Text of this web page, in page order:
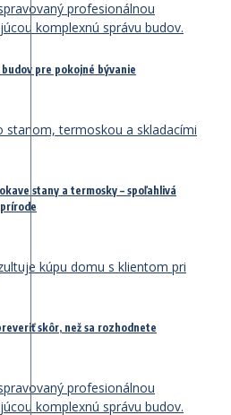
pre pokojné bývanie
stany a termosky – spoľahlivá
skôr, než sa rozhodnete